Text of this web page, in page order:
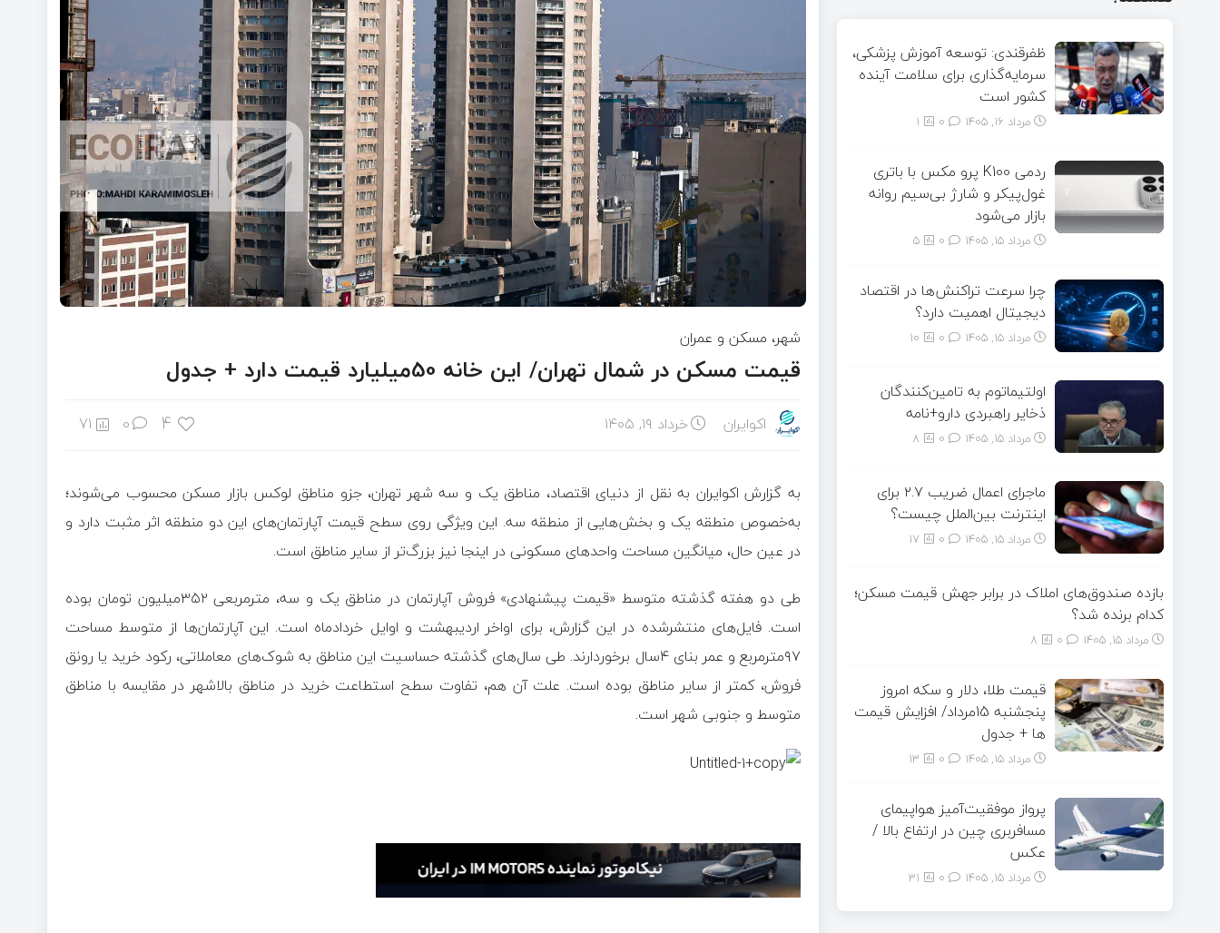
شهر، مسکن و عمران
قیمت مسکن در شمال تهران/ این خانه 50میلیارد قیمت دارد + جدول
اکوایران خرداد ۱۹, ۱۴۰۵ 4
0
71
به گزارش اکوایران به نقل از دنیای اقتصاد، مناطق یک و سه شهر تهران، جزو مناطق لوکس بازار مسکن محسوب می‌شوند؛
به‌خصوص منطقه یک و بخش‌هایی از منطقه سه. این ویژگی روی سطح قیمت آپارتمان‌های این دو منطقه اثر مثبت دارد و
در عین حال، میانگین مساحت واحدهای مسکونی در اینجا نیز بزرگ‌تر از سایر مناطق است.
طی دو هفته گذشته متوسط «قیمت پیشنهادی» فروش آپارتمان در مناطق یک و سه، مترمربعی ۳۵۲‌میلیون تومان بوده
است. فایل‌های منتشرشده در این گزارش، برای اواخر اردیبهشت و اوایل خردادماه است. این آپارتمان‌ها از متوسط مساحت
۹۷مترمربع و عمر بنای ۴سال برخوردارند. طی سال‌های گذشته حساسیت این مناطق به شوک‌های معاملاتی، رکود خرید یا رونق
فروش، کمتر از سایر مناطق بوده است. علت آن هم، تفاوت سطح استطاعت خرید در مناطق بالاشهر در مقایسه با مناطق
متوسط و جنوبی شهر است.
ظفرقندی: توسعه آموزش پزشکی،
سرمایه‌گذاری برای سلامت آینده
کشور است
مرداد ۱۶, ۱۴۰۵ 1
ردمی K100 پرو مکس با باتری
غول‌پیکر و شارژ بی‌سیم روانه
بازار می‌شود
مرداد ۱۵, ۱۴۰۵ 5
چرا سرعت تراکنش‌ها در اقتصاد
دیجیتال اهمیت دارد؟
مرداد ۱۵, ۱۴۰۵ 10
اولتیماتوم به تامین‌کنندگان
ذخایر راهبردی دارو+نامه
مرداد ۱۵, ۱۴۰۵ 8
ماجرای اعمال ضریب ۲.۷ برای
اینترنت بین‌الملل چیست؟
مرداد ۱۵, ۱۴۰۵ 17
بازده صندوق‌های املاک در برابر جهش قیمت مسکن؛
کدام برنده شد؟
مرداد ۱۵, ۱۴۰۵ 8
قیمت طلا، دلار و سکه امروز
پنجشنبه 15مرداد/ افزایش قیمت
ها + جدول
مرداد ۱۵, ۱۴۰۵ 13
پرواز موفقیت‌آمیز هواپیمای
مسافربری چین در ارتفاع بالا /
عکس
مرداد ۱۵, ۱۴۰۵ 31